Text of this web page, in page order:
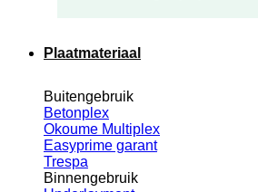
Plaatmateriaal
Buitengebruik
Betonplex
Okoume Multiplex
Easyprime garant
Trespa
Binnengebruik